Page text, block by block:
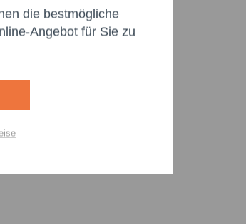
Aktiv
die bestmögliche
Angebot für Sie zu